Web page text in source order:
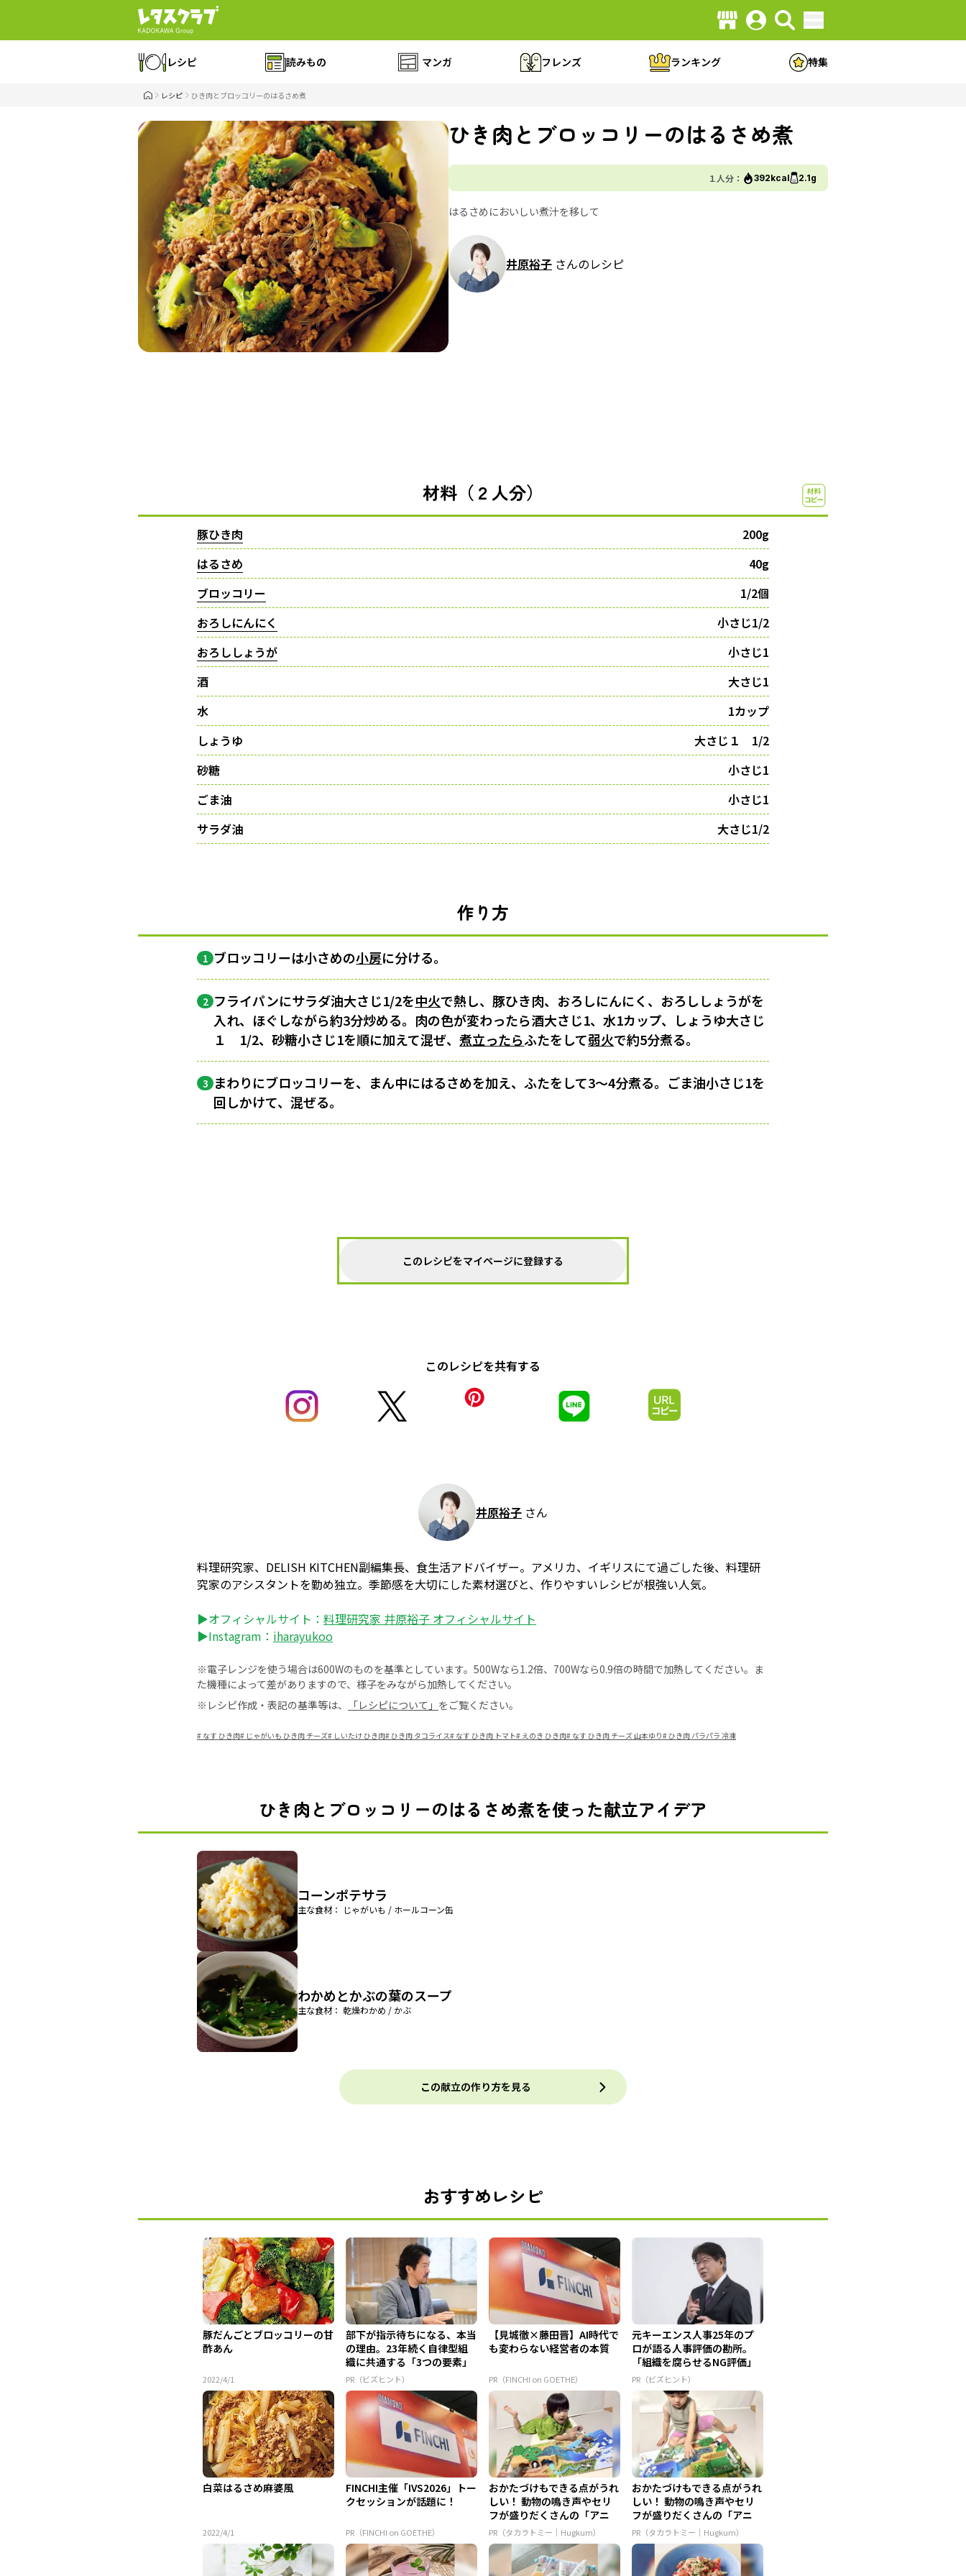
レシピ 読みもの マンガ フレンズ ランキング 特集
レシピ ひき肉とブロッコリーのはるさめ煮
ひき肉とブロッコリーのはるさめ煮
１人分： 392kcal 2.1g
はるさめにおいしい煮汁を移して
井原裕子 さんのレシピ
材料（２人分）
豚ひき肉
200g
はるさめ
40g
ブロッコリー
1/2個
おろしにんにく
小さじ1/2
おろししょうが
小さじ1
酒
大さじ1
水
1カップ
しょうゆ
大さじ１ 1/2
砂糖
小さじ1
ごま油
小さじ1
サラダ油
大さじ1/2
作り方
1 ブロッコリーは小さめの小房に分ける。
2 フライパンにサラダ油大さじ1/2を中火で熱し、豚ひき肉、おろしにんにく、おろししょうがを
入れ、ほぐしながら約3分炒める。肉の色が変わったら酒大さじ1、水1カップ、しょうゆ大さじ
１ 1/2、砂糖小さじ1を順に加えて混ぜ、煮立ったらふたをして弱火で約5分煮る。
3 まわりにブロッコリーを、まん中にはるさめを加え、ふたをして3〜4分煮る。ごま油小さじ1を
回しかけて、混ぜる。
このレシピをマイページに登録する
このレシピを共有する
井原裕子 さん
料理研究家、DELISH KITCHEN副編集長、食生活アドバイザー。アメリカ、イギリスにて過ごした後、料理研
究家のアシスタントを勤め独立。季節感を大切にした素材選びと、作りやすいレシピが根強い人気。
▶オフィシャルサイト： 料理研究家 井原裕子 オフィシャルサイト
▶Instagram： iharayukoo
※電子レンジを使う場合は600Wのものを基準としています。500Wなら1.2倍、700Wなら0.9倍の時間で加熱してください。ま
た機種によって差がありますので、様子をみながら加熱してください。
※レシピ作成・表記の基準等は、
「レシピについて」 をご覧ください。
# なす ひき肉# じゃがいも ひき肉 チーズ# しいたけ ひき肉# ひき肉 タコライス# なす ひき肉 トマト# えのき ひき肉# なす ひき肉 チーズ 山本ゆり# ひき肉 パラパラ 冷凍
ひき肉とブロッコリーのはるさめ煮を使った献立アイデア
コーンポテサラ
主な食材： じゃがいも / ホールコーン缶
わかめとかぶの葉のスープ
主な食材： 乾燥わかめ / かぶ
この献立の作り方を見る
おすすめレシピ
豚だんごとブロッコリーの甘
酢あん
2022/4/1
部下が指示待ちになる、本当
の理由。23年続く自律型組
織に共通する「3つの要素」
PR（ビズヒント）
【見城徹×藤田晋】AI時代で
も変わらない経営者の本質
PR（FINCHI on GOETHE）
元キーエンス人事25年のプ
ロが語る人事評価の勘所。
「組織を腐らせるNG評価」
とは...
PR（ビズヒント）
白菜はるさめ麻婆風
2022/4/1
FINCHI主催「IVS2026」トー
クセッションが話題に！
PR（FINCHI on GOETHE）
おかたづけもできる点がうれ
しい！ 動物の鳴き声やセリ
フが盛りだくさんの「アニ
ア ...
PR（タカラトミー｜Hugkum）
おかたづけもできる点がうれ
しい！ 動物の鳴き声やセリ
フが盛りだくさんの「アニ
ア ...
PR（タカラトミー｜Hugkum）